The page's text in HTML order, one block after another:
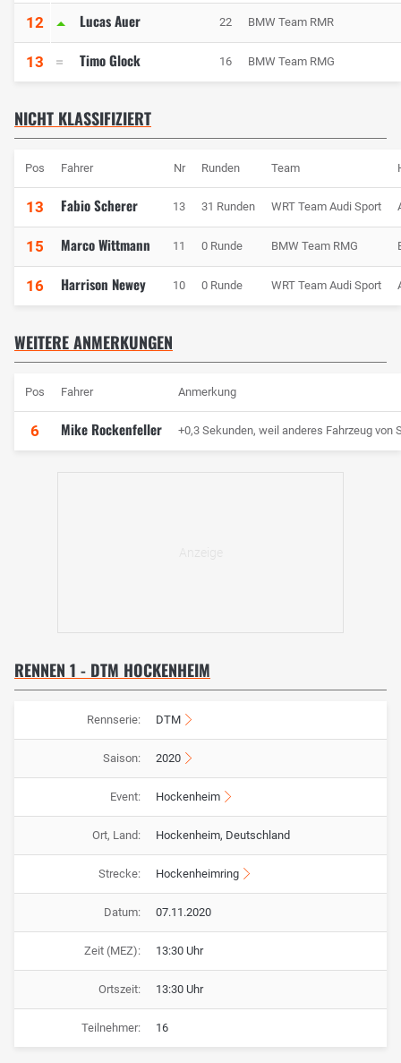
12 Lucas Auer 22 BMW Team RMR
13 Timo Glock 16 BMW Team RMG
NICHT KLASSIFIZIERT
Pos Fahrer Nr Runden Team
13 Fabio Scherer 13 31 Runden WRT Team Audi Sport
15 Marco Wittmann 11 0 Runde BMW Team RMG
16 Harrison Newey 10 0 Runde WRT Team Audi Sport
WEITERE ANMERKUNGEN
Pos Fahrer Anmerkung
6 Mike Rockenfeller +0,3 Sekunden, weil anderes Fahrzeug von
RENNEN 1 - DTM HOCKENHEIM
Rennserie: DTM
Saison: 2020
Event: Hockenheim
Ort, Land: Hockenheim, Deutschland
Strecke: Hockenheimring
Datum: 07.11.2020
Zeit (MEZ): 13:30 Uhr
Ortszeit: 13:30 Uhr
Teilnehmer: 16